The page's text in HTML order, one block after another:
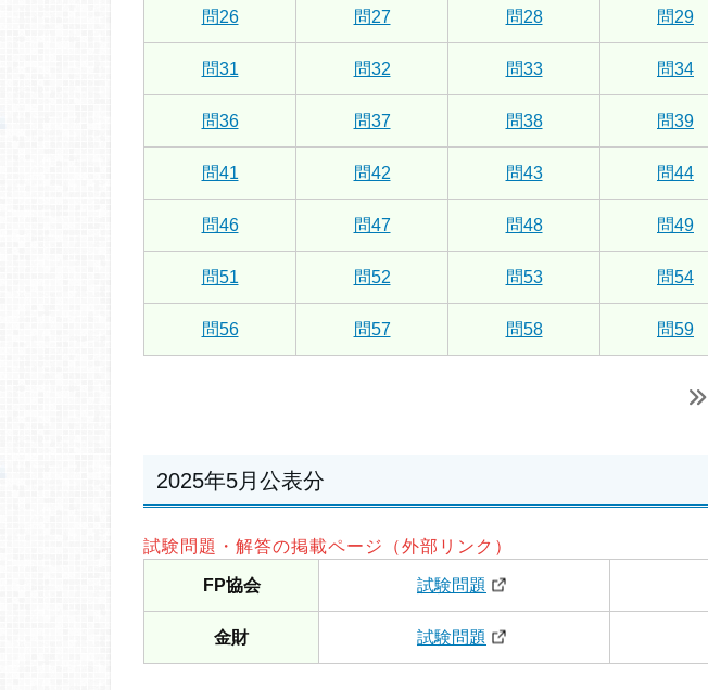
問26 問27 問28 問29
問31 問32 問33 問34
問36 問37 問38 問39
問41 問42 問43 問44
問46 問47 問48 問49
問51 問52 問53 問54
問56 問57 問58 問59
2025年5月公表分
試験問題・解答の掲載ページ（外部リンク）
FP協会 試験問題
金財 試験問題